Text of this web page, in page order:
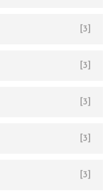
[3]
[3]
[3]
[3]
[3]